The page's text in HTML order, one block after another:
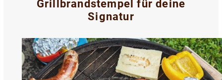
Grillbrandstempel für deine
Signatur